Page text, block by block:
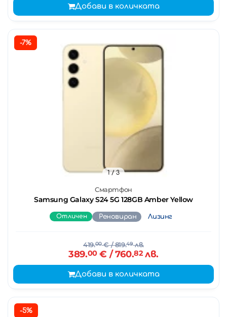
Добави в количката
-7%
Смартфон
Samsung Galaxy S24 5G 128GB Amber Yellow
1/ 3
Отличен Реновиран Лизинг
419.00€/ 819.49лв.
389.00€ / 760.82лв.
Добави в количката
-5%